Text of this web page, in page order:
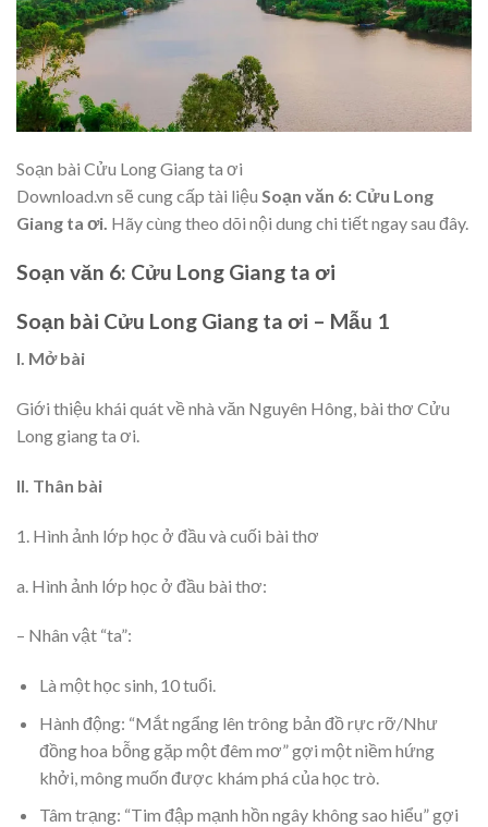
Soạn bài Cửu Long Giang ta ơi
Download.vn sẽ cung cấp tài liệu Soạn văn 6: Cửu Long
Giang ta ơi. Hãy cùng theo dõi nội dung chi tiết ngay sau đây.
Soạn văn 6: Cửu Long Giang ta ơi
Soạn bài Cửu Long Giang ta ơi – Mẫu 1
I. Mở bài
Giới thiệu khái quát về nhà văn Nguyên Hông, bài thơ Cửu
Long giang ta ơi.
II. Thân bài
1. Hình ảnh lớp học ở đầu và cuối bài thơ
a. Hình ảnh lớp học ở đầu bài thơ:
– Nhân vật “ta”:
Là một học sinh, 10 tuổi.
Hành động: “Mắt ngẩng lên trông bản đồ rực rỡ/Như
đồng hoa bỗng gặp một đêm mơ” gợi một niềm hứng
khởi, mông muốn được khám phá của học trò.
Tâm trạng: “Tim đập mạnh hồn ngây không sao hiểu” gợi